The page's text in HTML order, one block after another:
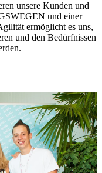
unsere Kunden und
und einer
ermöglicht es uns,
und den Bedürfnissen